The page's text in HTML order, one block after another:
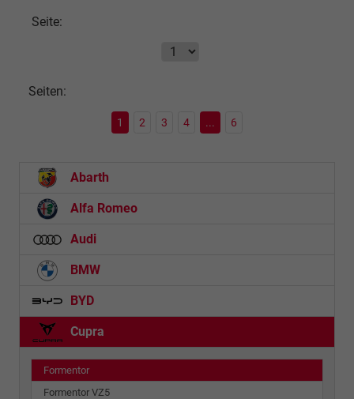
Seite:
Seiten:
1 2 3 4 ... 6
Abarth
Alfa Romeo
Audi
BMW
BYD
Cupra
Formentor
Formentor VZ5